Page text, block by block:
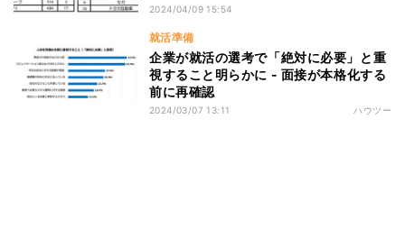
2024/04/09 15:54
就活準備
企業が就活の選考で「絶対に必要」と重
視すること明らかに - 面接が本格化する
前に再確認
2024/03/07 13:11 ハウツー